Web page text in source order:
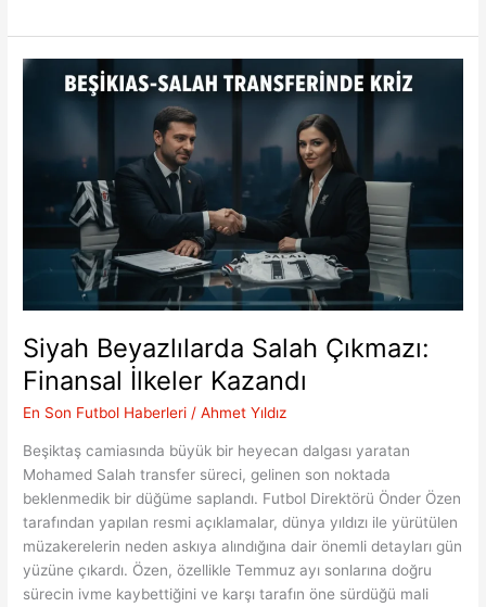
Yönetim
ve
Vizyonu
Siyah Beyazlılarda Salah Çıkmazı:
Finansal İlkeler Kazandı
En Son Futbol Haberleri /Ahmet Yıldız
Beşiktaş camiasında büyük bir heyecan dalgası yaratan
Mohamed Salah transfer süreci, gelinen son noktada
beklenmedik bir düğüme saplandı. Futbol Direktörü Önder Özen
tarafından yapılan resmi açıklamalar, dünya yıldızı ile yürütülen
müzakerelerin neden askıya alındığına dair önemli detayları gün
yüzüne çıkardı. Özen, özellikle Temmuz ayı sonlarına doğru
sürecin ivme kaybettiğini ve karşı tarafın öne sürdüğü mali